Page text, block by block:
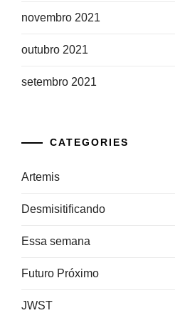
novembro 2021
outubro 2021
setembro 2021
CATEGORIES
Artemis
Desmisitificando
Essa semana
Futuro Próximo
JWST